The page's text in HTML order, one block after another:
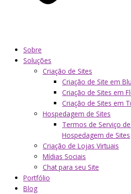
Sobre
Soluções
Criação de Sites
Criação de Site em
Criação de Sites em
Criação de Sites em
Hospedagem de Sites
Termos de Serviço
Hospedagem de Sites
Criação de Lojas Virtuais
Mídias Sociais
Chat para seu Site
Portfólio
Blog